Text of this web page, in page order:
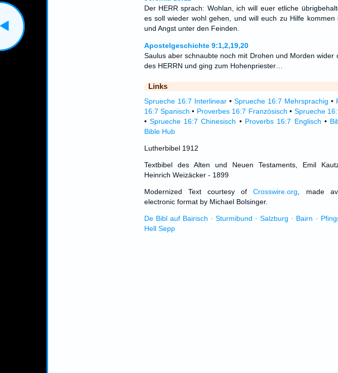
Der HERR sprach: Wohlan, ich will euer etliche
es soll wieder wohl gehen, und will euch zu Hilfe kommen
und Angst unter den Feinden.
Apostelgeschichte 9:1,2,19,20
Saulus aber schnaubte noch mit Drohen und Morden wider
des HERRN und ging zum Hohenpriester…
Links
Sprueche 16:7 Interlinear• Sprueche 16:7 Mehrsprachig •
16:7 Spanisch • Proverbes 16:7 Französisch • Sprueche
• Sprueche 16:7 Chinesisch • Proverbs 16:7 Englisch •
Bible Hub
Lutherbibel 1912
Textbibel des Alten und Neuen Testaments, Emil
Heinrich Weizäcker - 1899
Modernized Text courtesy ofCrosswire.org , made
electronic format by Michael Bolsinger.
De Bibl auf Bairisch · Sturmibund · Salzburg · Bairn ·
Hell Sepp